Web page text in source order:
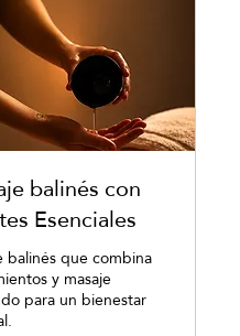
balinés con
Esenciales
balinés que combina
y masaje
para un bienestar